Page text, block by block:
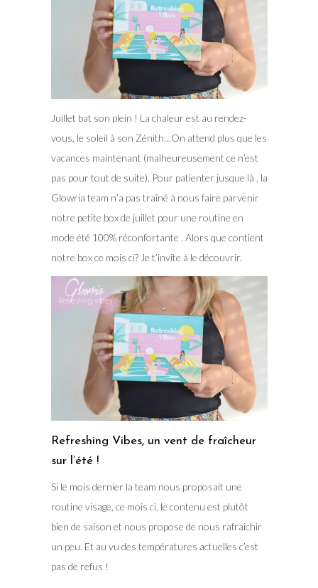
Juillet bat son plein ! La chaleur est au rendez-
vous, le soleil à son Zénith…On attend plus que les
vacances maintenant (malheureusement ce n’est
pas pour tout de suite). Pour patienter jusque là , la
Glowria team n’a pas traîné à nous faire parvenir
notre petite box de juillet pour une routine en
mode été 100% réconfortante . Alors que contient
notre box ce mois ci? Je t’invite à le découvrir.
Refreshing Vibes, un vent de fraîcheur
sur l’été !
Si le mois dernier la team nous proposait une
routine visage, ce mois ci, le contenu est plutôt
bien de saison et nous propose de nous rafraîchir
un peu. Et au vu des températures actuelles c’est
pas de refus !